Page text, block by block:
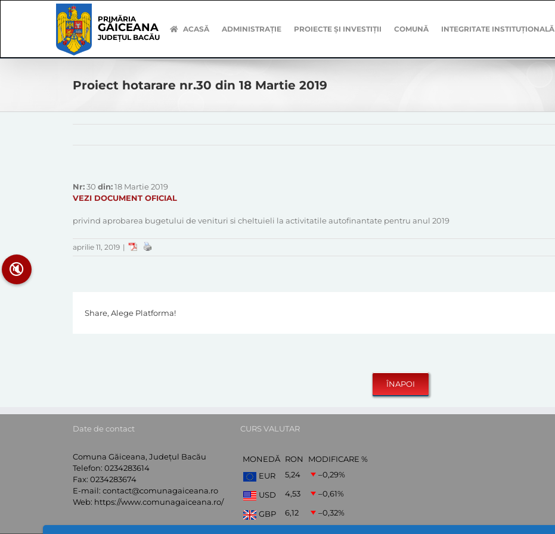
PRIMĂRIA
GĂICEANA
JUDEȚUL BACĂU
ACASĂ ADMINISTRAȚIE PROIECTE ȘI INVESTIȚII COMUNĂ INTEGRITATE INSTITUȚIONALĂ
Proiect hotarare nr.30 din 18 Martie 2019
Nr:30 din:18 Martie 2019
VEZI DOCUMENT OFICIAL
privind aprobarea bugetului de venituri si cheltuieli la activitatile autofinantate pentru anul 2019
aprilie 11, 2019 |
Share, Alege Platforma!
Date de contact
Comuna Găiceana, Județul Bacău
Telefon: 0234283614
Fax: 0234283674
E-mail: contact@comunagaiceana.ro
Web: https://www.comunagaiceana.ro/
CURS VALUTAR
MONEDĂ RON
MODIFICARE %
EUR
5,24 –0,29%
USD 4,53 –0,61%
GBP 6,12 –0,32%
🔇